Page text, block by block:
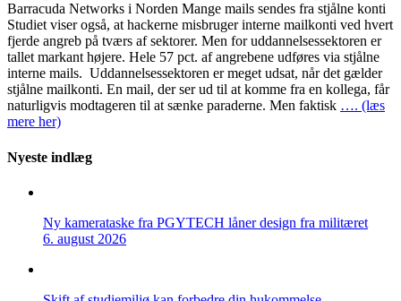
Barracuda Networks i Norden Mange mails sendes fra stjålne konti
Studiet viser også, at hackerne misbruger interne mailkonti ved hvert
fjerde angreb på tværs af sektorer. Men for uddannelsessektoren er
tallet markant højere. Hele 57 pct. af angrebene udføres via stjålne
interne mails. Uddannelsessektoren er meget udsat, når det gælder
stjålne mailkonti. En mail, der ser ud til at komme fra en kollega, får
naturligvis modtageren til at sænke paraderne. Men faktisk …. (læs
mere her)
Nyeste indlæg
Ny kamerataske fra PGYTECH låner design fra militæret
6. august 2026